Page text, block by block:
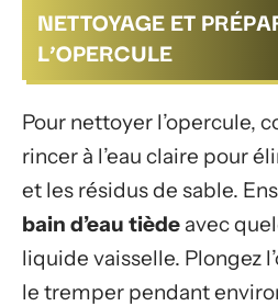
NETTOYAGE ET
L’OPERCULE
Pour nettoyer l’opercule,
rincer à l’eau claire pour
et les résidus de sable.
bain d’eau tiède avec
liquide vaisselle. Plongez
le tremper pendant